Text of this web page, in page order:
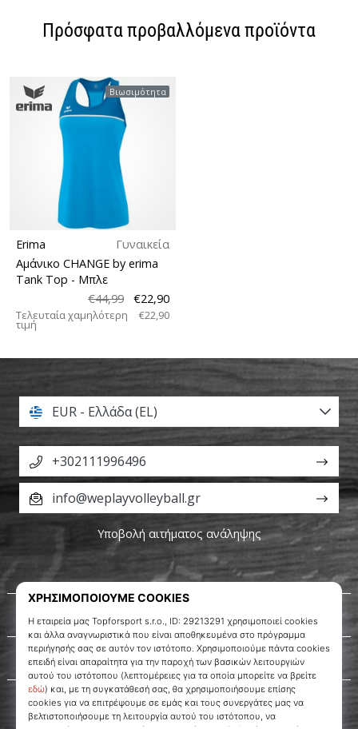
Πρόσφατα προβαλλόμενα προϊόντα
Βιωσιμότητα
Erima
Γυναικεία
Αμάνικο CHANGE by erima
Tank Top - Μπλε
€44,99
€22,90
Τελευταία χαμηλότερη
τιμή
€22,90
Σχετικά μ' εμάς
Εξυπηρέτηση πελατών
EUR - Ελλάδα (EL)
+302111996496
info@weplayvolleyball.gr
Υποβολή αιτήματος ανάληψης